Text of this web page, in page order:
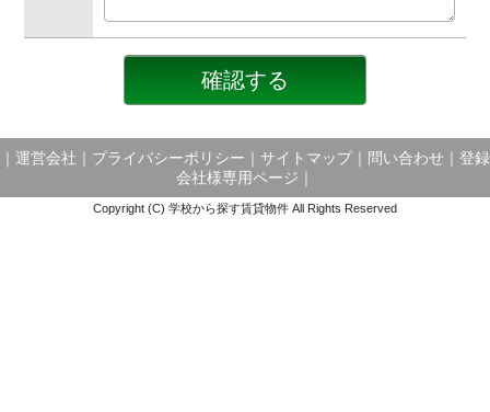
運営会社 プライバシーポリシー サイトマップ｜ 問い合わせ
登録
会社様専用ページ
Copyright (C) 学校から探す賃貸物件 All Rights Reserved